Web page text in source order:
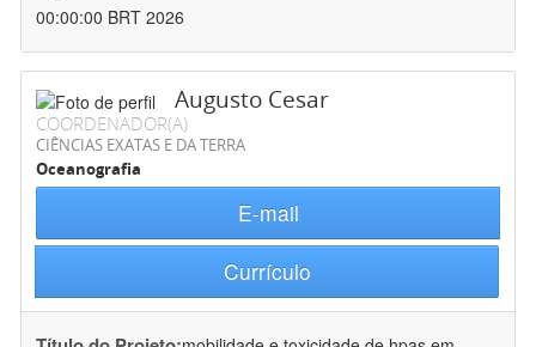
00:00:00 BRT 2026
Augusto Cesar
COORDENADOR(A)
CIÊNCIAS EXATAS E DA TERRA
Oceanografia
E-mail
Currículo